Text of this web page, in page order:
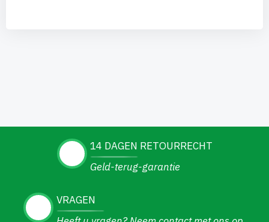
14 DAGEN RETOURRECHT
Geld-terug-garantie
VRAGEN